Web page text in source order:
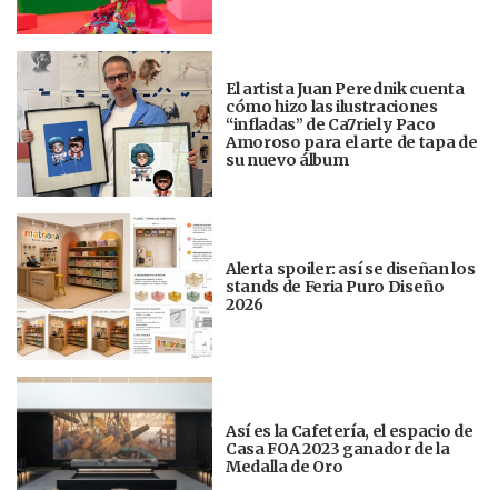
El artista Juan Perednik cuenta
cómo hizo las ilustraciones
“infladas” de Ca7riel y Paco
Amoroso para el arte de tapa de
su nuevo álbum
Alerta spoiler: así se diseñan los
stands de Feria Puro Diseño
2026
Así es la Cafetería, el espacio de
Casa FOA 2023 ganador de la
Medalla de Oro